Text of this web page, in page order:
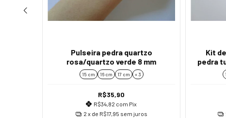
Pulseira pedra quartzo
rosa/quartzo verde 8 mm
15 cm 16 cm 17 cm + 3
R$35,90
R$34,82 com Pix
2 x de R$17,95 sem juros
Kit
pedra